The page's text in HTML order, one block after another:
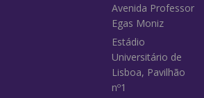
Avenida Professor
Egas Moniz
Estádio
Universitário de
Lisboa, Pavilhão
nº1